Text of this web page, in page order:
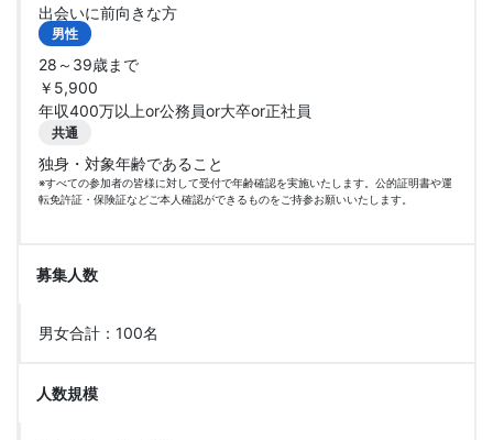
出会いに前向きな方
男性
28～39歳まで
￥5,900
年収400万以上or公務員or大卒or正社員
共通
独身・対象年齢であること
※すべての参加者の皆様に対して受付で年齢確認を実施いたします。公的証明書や運
転免許証・保険証などご本人確認ができるものをご持参お願いいたします。
募集人数
男女合計：100名
人数規模